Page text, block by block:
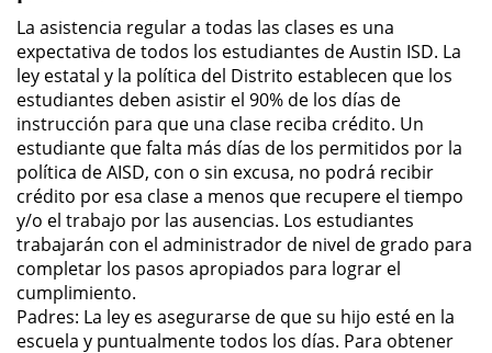
La asistencia regular a todas las clases es una
expectativa de todos los estudiantes de Austin ISD. La
ley estatal y la política del Distrito establecen que los
estudiantes deben asistir el 90% de los días de
instrucción para que una clase reciba crédito. Un
estudiante que falta más días de los permitidos por la
política de AISD, con o sin excusa, no podrá recibir
crédito por esa clase a menos que recupere el tiempo
y/o el trabajo por las ausencias. Los estudiantes
trabajarán con el administrador de nivel de grado para
completar los pasos apropiados para lograr el
cumplimiento.
Padres: La ley es asegurarse de que su hijo esté en la
escuela y puntualmente todos los días. Para obtener